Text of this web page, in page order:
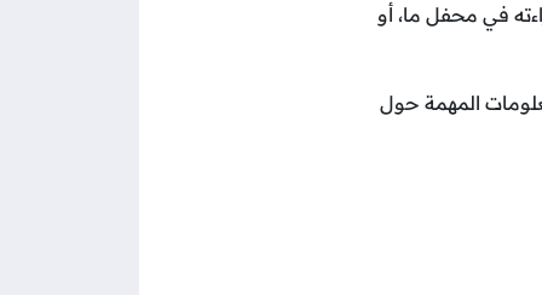
في محفل ما، أو
المهمة حول